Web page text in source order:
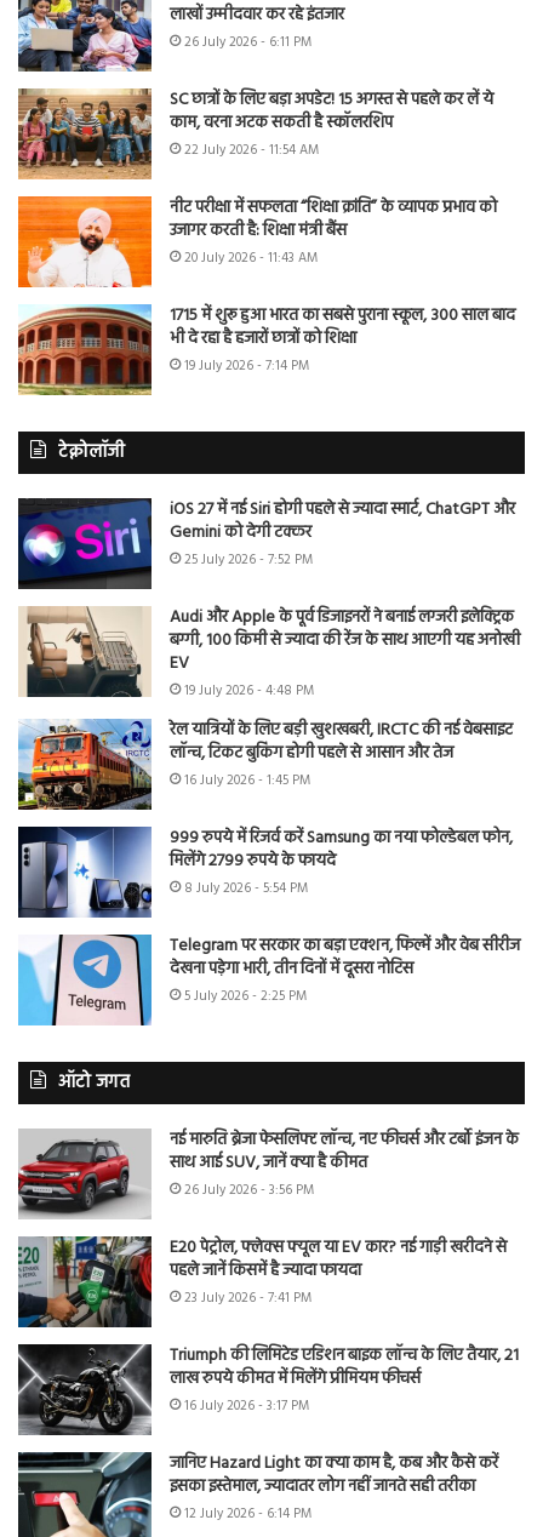
लाखों उम्मीदवार कर रहे इंतजार
26 July 2026 - 6:11 PM
SC छात्रों के लिए बड़ा अपडेट! 15 अगस्त से पहले कर लें ये
काम, वरना अटक सकती है स्कॉलरशिप
22 July 2026 - 11:54 AM
नीट परीक्षा में सफलता “शिक्षा क्रांति” के व्यापक प्रभाव को
उजागर करती है: शिक्षा मंत्री बैंस
20 July 2026 - 11:43 AM
1715 में शुरू हुआ भारत का सबसे पुराना स्कूल, 300 साल बाद
भी दे रहा है हजारों छात्रों को शिक्षा
19 July 2026 - 7:14 PM
टेक्नोलॉजी
iOS 27 में नई Siri होगी पहले से ज्यादा स्मार्ट, ChatGPT और
Gemini को देगी टक्कर
25 July 2026 - 7:52 PM
Audi और Apple के पूर्व डिजाइनरों ने बनाई लग्जरी इलेक्ट्रिक
बग्गी, 100 किमी से ज्यादा की रेंज के साथ आएगी यह अनोखी
EV
19 July 2026 - 4:48 PM
रेल यात्रियों के लिए बड़ी खुशखबरी, IRCTC की नई वेबसाइट
लॉन्च, टिकट बुकिंग होगी पहले से आसान और तेज
16 July 2026 - 1:45 PM
999 रुपये में रिजर्व करें Samsung का नया फोल्डेबल फोन,
मिलेंगे 2799 रुपये के फायदे
8 July 2026 - 5:54 PM
Telegram पर सरकार का बड़ा एक्शन, फिल्में और वेब सीरीज
देखना पड़ेगा भारी, तीन दिनों में दूसरा नोटिस
5 July 2026 - 2:25 PM
ऑटो जगत
नई मारुति ब्रेजा फेसलिफ्ट लॉन्च, नए फीचर्स और टर्बो इंजन के
साथ आई SUV, जानें क्या है कीमत
26 July 2026 - 3:56 PM
E20 पेट्रोल, फ्लेक्स फ्यूल या EV कार? नई गाड़ी खरीदने से
पहले जानें किसमें है ज्यादा फायदा
23 July 2026 - 7:41 PM
Triumph की लिमिटेड एडिशन बाइक लॉन्च के लिए तैयार, 21
लाख रुपये कीमत में मिलेंगे प्रीमियम फीचर्स
16 July 2026 - 3:17 PM
जानिए Hazard Light का क्या काम है, कब और कैसे करें
इसका इस्तेमाल, ज्यादातर लोग नहीं जानते सही तरीका
12 July 2026 - 6:14 PM